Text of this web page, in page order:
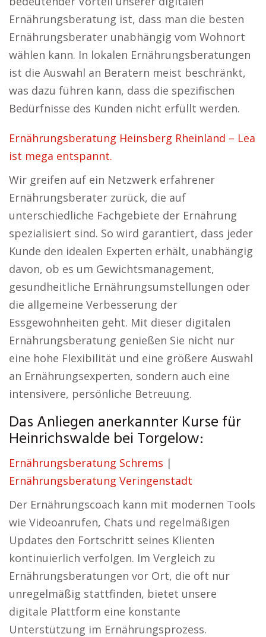
Ernährungsberatung ist, dass man die besten
Ernährungsberater unabhängig vom Wohnort
wählen kann. In lokalen Ernährungsberatungen
ist die Auswahl an Beratern meist beschränkt,
was dazu führen kann, dass die spezifischen
Bedürfnisse des Kunden nicht erfüllt werden.
Ernährungsberatung Heinsberg Rheinland – Lea
ist mega entspannt.
Wir greifen auf ein Netzwerk erfahrener
Ernährungsberater zurück, die auf
unterschiedliche Fachgebiete der Ernährung
spezialisiert sind. So wird garantiert, dass jeder
Kunde den idealen Experten erhält, unabhängig
davon, ob es um Gewichtsmanagement,
gesundheitliche Ernährungsumstellungen oder
die allgemeine Verbesserung der
Essgewohnheiten geht. Mit dieser digitalen
Ernährungsberatung genießen Sie nicht nur
eine hohe Flexibilität und eine größere Auswahl
an Ernährungsexperten, sondern auch eine
intensivere, persönliche Betreuung.
Das Anliegen anerkannter Kurse für
Heinrichswalde bei Torgelow:
Ernährungsberatung Schrems |
Ernährungsberatung Veringenstadt
Der Ernährungscoach kann mit modernen Tools
wie Videoanrufen, Chats und regelmäßigen
Updates den Fortschritt seines Klienten
kontinuierlich verfolgen. Im Vergleich zu
Ernährungsberatungen vor Ort, die oft nur
unregelmäßig stattfinden, bietet unsere
digitale Plattform eine konstante
Unterstützung im Ernährungsprozess.